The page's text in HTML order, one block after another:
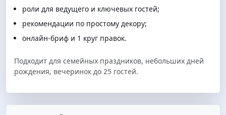
роли для ведущего и ключевых гостей;
рекомендации по простому декору;
онлайн‑бриф и 1 круг правок.
Подходит для семейных праздников, небольших дней
рождения, вечеринок до 25 гостей.